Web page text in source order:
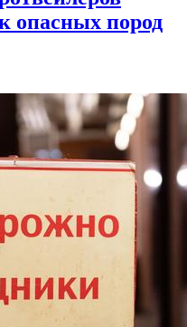
опасных пород